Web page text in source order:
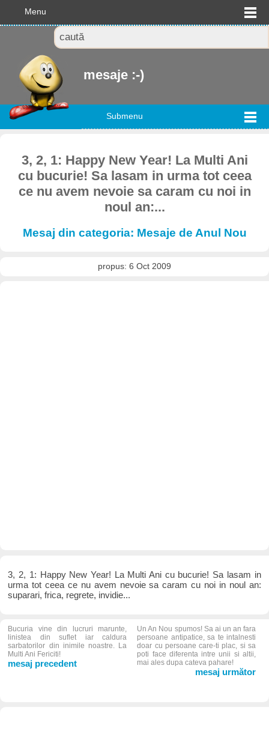
Menu
mesaje :-)
Submenu
3, 2, 1: Happy New Year! La Multi Ani
cu bucurie! Sa lasam in urma tot ceea
ce nu avem nevoie sa caram cu noi in
noul an:...
Mesaj din categoria: Mesaje de Anul Nou
propus: 6 Oct 2009
3, 2, 1: Happy New Year! La Multi Ani cu bucurie! Sa lasam in
urma tot ceea ce nu avem nevoie sa caram cu noi in noul an:
suparari, frica, regrete, invidie...
Bucuria vine din lucruri marunte,
linistea din suflet iar caldura
sarbatorilor din inimile noastre. La
Multi Ani Fericiti!
mesaj precedent
Un An Nou spumos! Sa ai un an fara
persoane antipatice, sa te intalnesti
doar cu persoane care-ti plac, si sa
poti face diferenta intre unii si altii,
mai ales dupa cateva pahare!
mesaj următor